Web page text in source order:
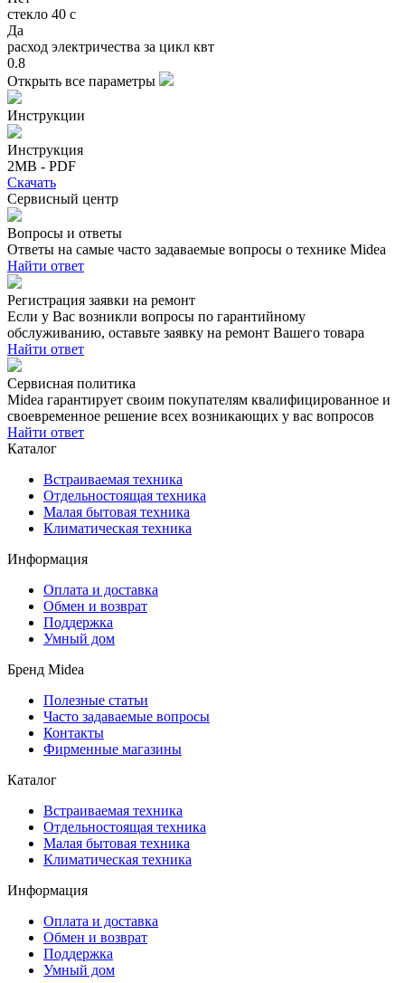
стекло 40 с
Да
расход электричества за цикл квт
0.8
Открыть все параметры
Инструкции
Инструкция
2MB - PDF
Скачать
Сервисный центр
Вопросы и ответы
Ответы на самые часто задаваемые вопросы о технике Midea
Найти ответ
Регистрация заявки на ремонт
Если у Вас возникли вопросы по гарантийному
обслуживанию, оставьте заявку на ремонт Вашего товара
Найти ответ
Сервисная политика
Midea гарантирует своим покупателям квалифицированное и
своевременное решение всех возникающих у вас вопросов
Найти ответ
Каталог
Встраиваемая техника
Отдельностоящая техника
Малая бытовая техника
Климатическая техника
Информация
Оплата и доставка
Обмен и возврат
Поддержка
Умный дом
Бренд Midea
Полезные статьи
Часто задаваемые вопросы
Контакты
Фирменные магазины
Каталог
Встраиваемая техника
Отдельностоящая техника
Малая бытовая техника
Климатическая техника
Информация
Оплата и доставка
Обмен и возврат
Поддержка
Умный дом